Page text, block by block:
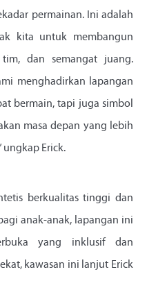
permainan. Ini adalah
kita untuk membangun
dan semangat juang.
menghadirkan lapangan
bermain, tapi juga simbol
masa depan yang lebih
ungkap Erick.
berkualitas tinggi dan
anak-anak, lapangan ini
yang inklusif dan
kawasan ini lanjut Erick